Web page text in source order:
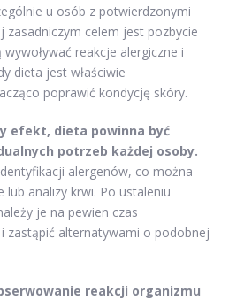
u osób z potwierdzonymi
zasadniczym celem jest pozbycie
reakcje alergiczne i
dieta jest właściwie
poprawić kondycję skóry.
efekt, dieta powinna być
potrzeb każdej osoby.
alergenów, co można
analizy krwi. Po ustaleniu
je na pewien czas
zastąpić alternatywami o podobnej
reakcji organizmu